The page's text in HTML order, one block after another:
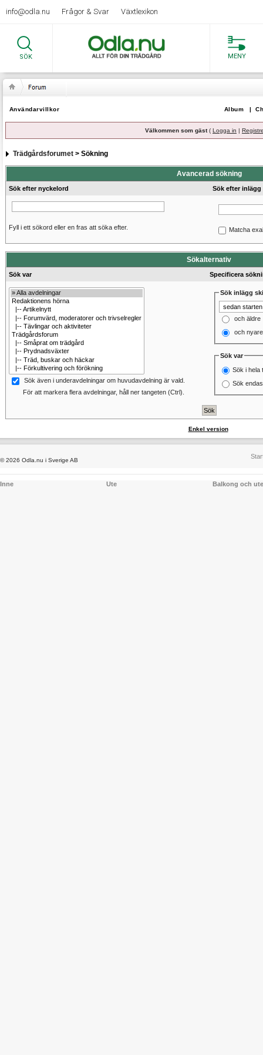
info@odla.nu Frågor & Svar Växtlexikon
SÖK MENY
Användarvillkor Album |
Välkommen som gäst( Logga in |
Trädgårdsforumet> Sökning
Avancerad sökning
Sök efter nyckelord Sök efter inlägg
Fyll i ett sökord eller en fras att söka efter. Matcha
Sökalternativ
Sök var Specificera
Sök även i underavdelningar om huvudavdelning är vald.
För att markera flera avdelningar, håll ner tangeten (Ctrl).
Sök inlägg
och äldre
och nyare
Sök var
Sök i hela
Sök
Enkel version
© 2026 Odla.nu i Sverige AB
Inne Ute Balkong och